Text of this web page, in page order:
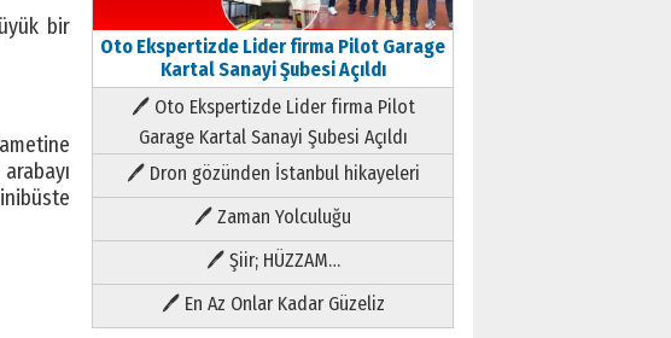
bir
Oto Ekspertizde Lider firma Pilot Garage
Kartal Sanayi Şubesi Açıldı
🖊 Oto Ekspertizde Lider firma Pilot
Garage Kartal Sanayi Şubesi Açıldı
🖊 Dron gözünden İstanbul hikayeleri
🖊 Zaman Yolculuğu
🖊 Şiir; HÜZZAM…
🖊 En Az Onlar Kadar Güzeliz